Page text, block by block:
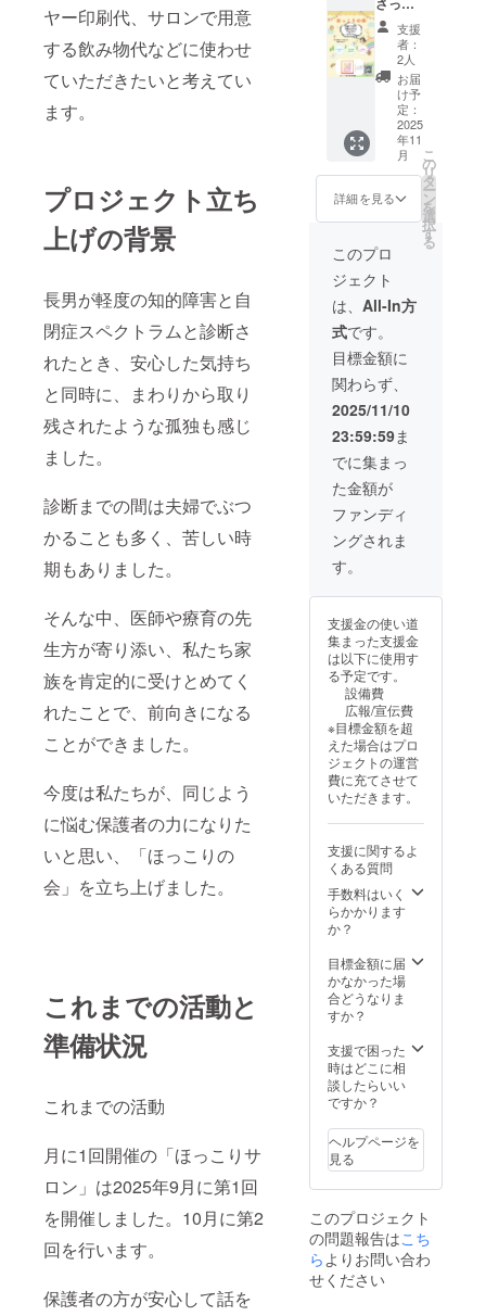
ヤー印刷代、サロンで用意
する飲み物代などに使わせ
ていただきたいと考えてい
ます。
プロジェクト立ち
上げの背景
長男が軽度の知的障害と自
閉症スペクトラムと診断さ
れたとき、安心した気持ち
と同時に、まわりから取り
残されたような孤独も感じ
ました。
診断までの間は夫婦でぶつ
かることも多く、苦しい時
期もありました。
そんな中、医師や療育の先
生方が寄り添い、私たち家
族を肯定的に受けとめてく
れたことで、前向きになる
ことができました。
今度は私たちが、同じよう
に悩む保護者の力になりた
いと思い、「ほっこりの
会」を立ち上げました。
これまでの活動と
準備状況
これまでの活動
月に1回開催の「ほっこりサ
ロン」は2025年9月に第1回
を開催しました。10月に第2
回を行います。
保護者の方が安心して話を
私たち家族
を肯定的に
受けとめて
くれたこと
で、前向き
になること
ができまし
ちが、同じ
ように悩む
保護者の力
になりたい
と思い、
「ほっこり
の会」を立
ち上げまし
た。
方に
は、活
動報告
PDFを
お届け
しま
す。 集
まりの
様子や
テー
マ、参
加者の
声など
を写真
付きで
まと
め、支
援者限
定で配
信しま
す。
PDFに
はお礼
のメッ
セージ
も添え
て、
ほっこ
りの会
の活動
を身近
だけま
支援
者：
2人
お届
け予
定：
2025
年11
月
詳細を見る
こ
の
リ
タ
ー
ン
を
選
択
す
る
このプロ
ジェクト
は、 All-In方
式です。
目標金額に
関わらず、
2025/11/10
23:59:59ま
でに集まっ
た金額が
ファンディ
ングされま
す。
支援金の使い道
集まった支援金
は以下に使用す
る予定です。
設備費
広報/宣伝費
※目標金額を超
えた場合はプロ
ジェクトの運営
費に充てさせて
いただきます。
支援に関するよ
くある質問
手数料はいく
らかかります
か？
目標金額に届
かなかった場
合どうなりま
すか？
支援で困った
時はどこに相
談したらいい
ですか？
ヘルプページを
見る
このプロジェクト
の問題報告はこち
ら よりお問い合わ
せください